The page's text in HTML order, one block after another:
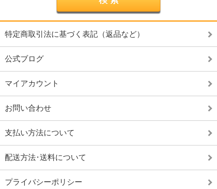
特定商取引法に基づく表記（返品など）
公式ブログ
マイアカウント
お問い合わせ
支払い方法について
配送方法･送料について
プライバシーポリシー